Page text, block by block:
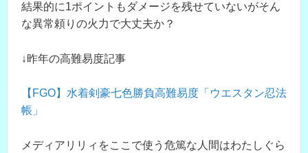
結果的に1ポイントもダメージを残せていないがそん
な異常頼りの火力で大丈夫か？
↓昨年の高難易度記事
【FGO】水着剣豪七色勝負高難易度「ウエスタン忍法
帳」
メディアリリィをここで使う危篤な人間はわたしぐら